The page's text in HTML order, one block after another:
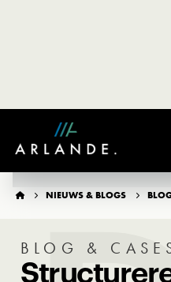
  NIEUWS & BLOGS 
BLOG &